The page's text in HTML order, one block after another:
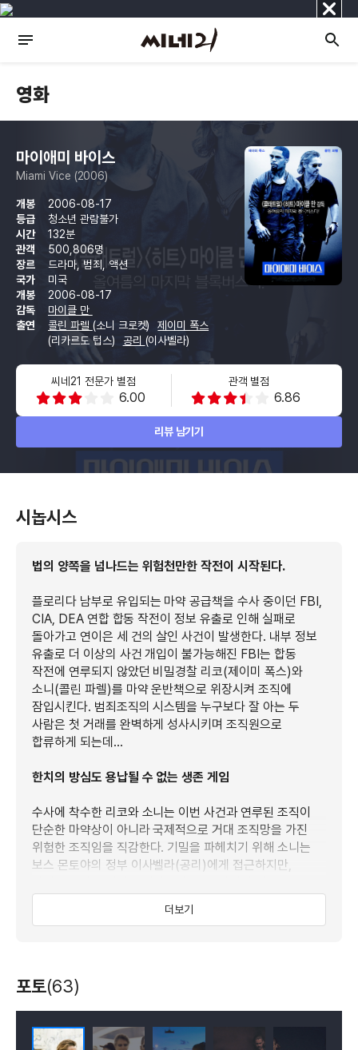
닫
기
영화
마이애미 바이스
Miami Vice (2006)
개봉
2006-08-17
등급
청소년 관람불가
시간
132분
관객
500,806명
장르
드라마, 범죄, 액션
국가
미국
개봉
2006-08-17
감독
마이클 만
출연
콜린 파렐 (소니 크로켓)
제이미 폭스
(리카르도 텁스)
공리 (이사벨라)
씨네21 전문가 별점
6.00
관객 별점
6.86
리뷰 남기기
시놉시스
법의 양쪽을 넘나드는 위험천만한 작전이 시작된다.
플로리다 남부로 유입되는 마약 공급책을 수사 중이던 FBI,
CIA, DEA 연합 합동 작전이 정보 유출로 인해 실패로
돌아가고 연이은 세 건의 살인 사건이 발생한다. 내부 정보
유출로 더 이상의 사건 개입이 불가능해진 FBI는 합동
작전에 연루되지 않았던 비밀경찰 리코(제이미 폭스)와
소니(콜린 파렐)를 마약 운반책으로 위장시켜 조직에
잠입시킨다. 범죄조직의 시스템을 누구보다 잘 아는 두
사람은 첫 거래를 완벽하게 성사시키며 조직원으로
합류하게 되는데…
한치의 방심도 용납될 수 없는 생존 게임
수사에 착수한 리코와 소니는 이번 사건과 연루된 조직이
단순한 마약상이 아니라 국제적으로 거대 조직망을 가진
위험한 조직임을 직감한다. 기밀을 파헤치기 위해 소니는
보스 몬토야의 정부 이사벨라(공리)에게 접근하지만,
마약운반 임무를 맡으며 일망타진의 결정적 기회를 확보한
두 사람. 하지만 너무 완벽한 리코와 소니의 업무 처리
그들은 경찰 내부의 배신자까지 상대하며 트루디의 구출과
더보기
포토(63)